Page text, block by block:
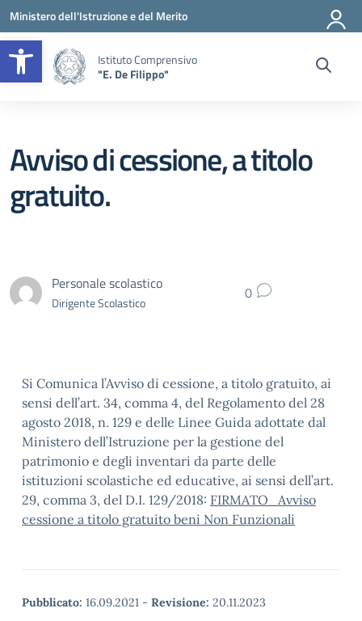
Apri la barra degli strumenti
Vai ai contenuti
Vai al menu di navigazione
Vai al footer
Ministero dell'Istruzione e del Merito
Istituto Comprensivo
"E. De Filippo"
Avviso di cessione, a titolo
gratuito.
Personale scolastico
Dirigente Scolastico 0
Si Comunica l’Avviso di cessione, a titolo gratuito, ai
sensi dell’art. 34, comma 4, del Regolamento del 28
agosto 2018, n. 129 e delle Linee Guida adottate dal
Ministero dell’Istruzione per la gestione del
patrimonio e degli inventari da parte delle
istituzioni scolastiche ed educative, ai sensi dell’art.
29, comma 3, del D.I. 129/2018: FIRMATO_Avviso
cessione a titolo gratuito beni Non Funzionali
Pubblicato: 16.09.2021 - Revisione: 20.11.2023